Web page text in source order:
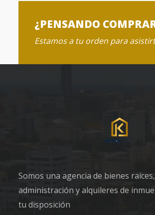
¿PENSANDO
Estamos a tu orden para
Somos una agencia de bienes
administración y alquileres de
tu disposición